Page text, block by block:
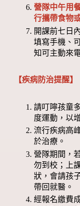
營隊中午用
行攜帶食物
開課前七日
填寫手機、
知可主動來
【疾病防治提醒】
請叮嚀孩童
度運動，以
流行疾病高
於治療。
營隊期間，
勿到校；上
狀，會請孩
帶回就醫。
經報名繳費